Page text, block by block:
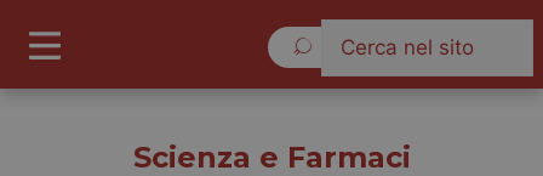
Scienza e Farmaci